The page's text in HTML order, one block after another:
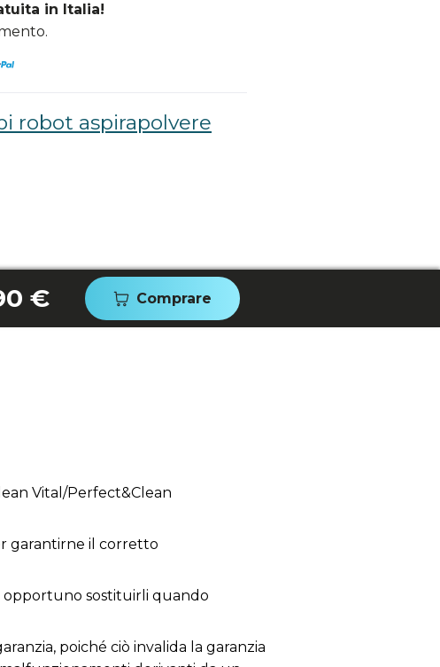
in Italia!
robot aspirapolvere
€ Comprare
Vital/Perfect&Clean
garantirne il corretto
opportuno sostituirli quando
poiché ciò invalida la garanzia